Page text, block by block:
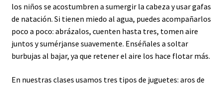
los niños se acostumbren a sumergir la cabeza y usar gafas
de natación. Si tienen miedo al agua, puedes acompañarlos
poco a poco: abrázalos, cuenten hasta tres, tomen aire
juntos y sumérjanse suavemente. Enséñales a soltar
burbujas al bajar, ya que retener el aire los hace flotar más.
En nuestras clases usamos tres tipos de juguetes: aros de